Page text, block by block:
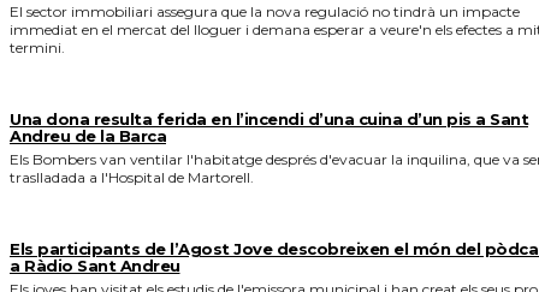
El sector immobiliari assegura que la nova regulació no tindrà un impacte
immediat en el mercat del lloguer i demana esperar a veure'n els efectes a
termini.
Una dona resulta ferida en l’incendi d’una cuina d’un pis a Sant
Andreu de la Barca
Els Bombers van ventilar l'habitatge després d'evacuar la inquilina, que va
traslladada a l'Hospital de Martorell.
Els participants de l’Agost Jove descobreixen el món del
a Ràdio Sant Andreu